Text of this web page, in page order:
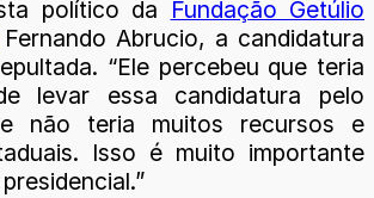
político da Fundação Getúlio
Fernando Abrucio, a candidatura
“Ele percebeu que teria
levar essa candidatura pelo
não teria muitos recursos e
Isso é muito importante